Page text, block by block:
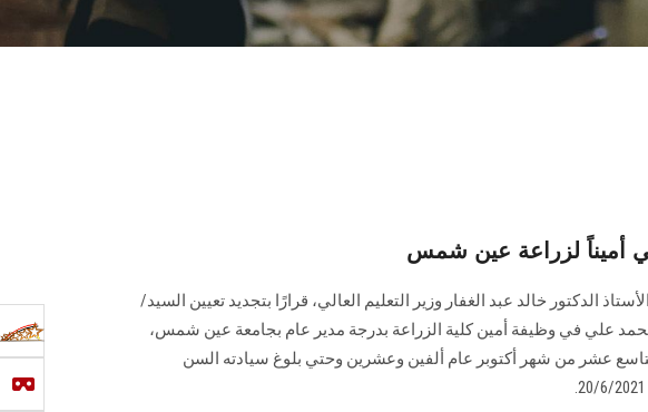
أميناً لزراعة عين شمس
الدكتور خالد عبد الغفار وزير التعليم العالي، قرارًا بتجديد تعيين السيد/
علي في وظيفة أمين كلية الزراعة بدرجة مدير عام بجامعة عين شمس،
عشر من شهر أكتوبر عام ألفين وعشرين وحتي بلوغ سيادته السن